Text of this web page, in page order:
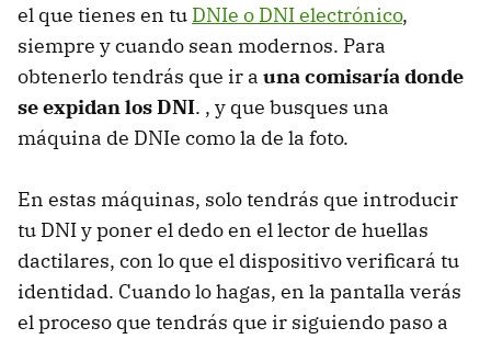
el que tienes en tu DNIe o DNI electrónico,
siempre y cuando sean modernos. Para
obtenerlo tendrás que ir a una comisaría donde
se expidan los DNI. , y que busques una
máquina de DNIe como la de la foto.
En estas máquinas, solo tendrás que introducir
tu DNI y poner el dedo en el lector de huellas
dactilares, con lo que el dispositivo verificará tu
identidad. Cuando lo hagas, en la pantalla verás
el proceso que tendrás que ir siguiendo paso a